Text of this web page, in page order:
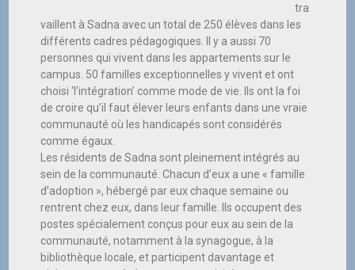
tra
vaillent à Sadna avec un total de 250 élèves dans les
différents cadres pédagogiques. Il y a aussi 70
personnes qui vivent dans les appartements sur le
campus. 50 familles exceptionnelles y vivent et ont
choisi ‘l’intégration’ comme mode de vie. Ils ont la foi
de croire qu’il faut élever leurs enfants dans une vraie
communauté où les handicapés sont considérés
comme égaux.
Les résidents de Sadna sont pleinement intégrés au
sein de la communauté. Chacun d’eux a une « famille
d’adoption », hébergé par eux chaque semaine ou
rentrent chez eux, dans leur famille. Ils occupent des
postes spécialement conçus pour eux au sein de la
communauté, notamment à la synagogue, à la
bibliothèque locale, et participent davantage et